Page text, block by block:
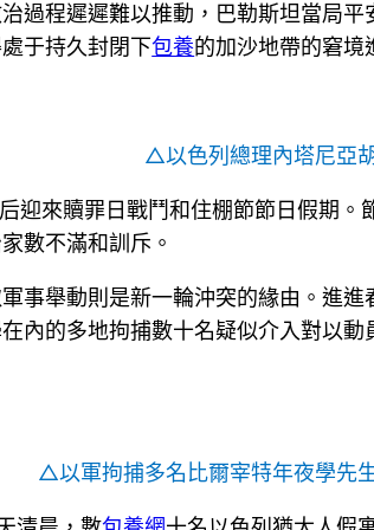
過程遲遲難以推動，巴勒斯坦當局
于持久封閉下包養的加沙地帶的窘境
△以色列總理內塔尼亞
迎來贖罪日戰鬥和住棚節節日假期
數不滿和訓斥。
事舉動則是新一輪沖突的緣由。進進
內的多地拘捕數十名疑似介入對以
△以軍拘捕多名比爾宰特年夜學先